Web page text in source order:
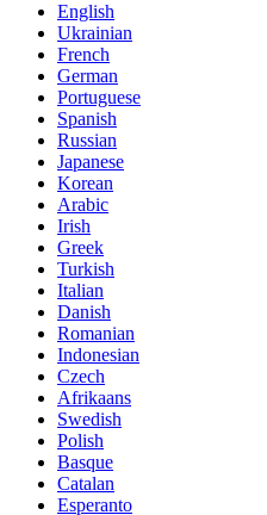
English
Ukrainian
French
German
Portuguese
Spanish
Russian
Japanese
Korean
Arabic
Irish
Greek
Turkish
Italian
Danish
Romanian
Indonesian
Czech
Afrikaans
Swedish
Polish
Basque
Catalan
Esperanto